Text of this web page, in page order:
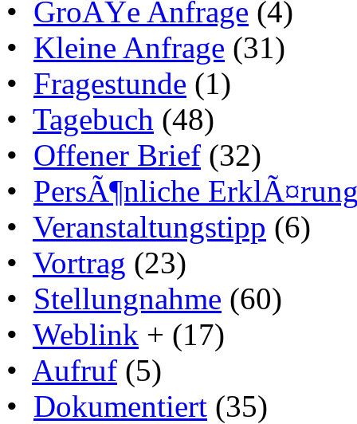
• GroÃŸe Anfrage (4)
• Kleine Anfrage (31)
• Fragestunde (1)
• Tagebuch (48)
• Offener Brief (32)
• PersÃ¶nliche
• Veranstaltungstipp (6)
• Vortrag (23)
• Stellungnahme (60)
• Weblink + (17)
• Aufruf (5)
• Dokumentiert (35)